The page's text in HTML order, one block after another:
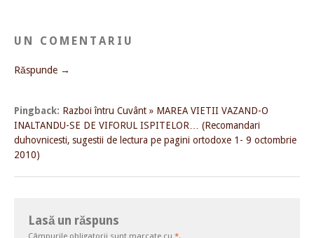
UN COMENTARIU
Răspunde →
Pingback: Razboi întru Cuvânt » MAREA VIETII VAZAND-O
INALTANDU-SE DE VIFORUL ISPITELOR… (Recomandari
duhovnicesti, sugestii de lectura pe pagini ortodoxe 1- 9 octombrie
2010)
Lasă un răspuns